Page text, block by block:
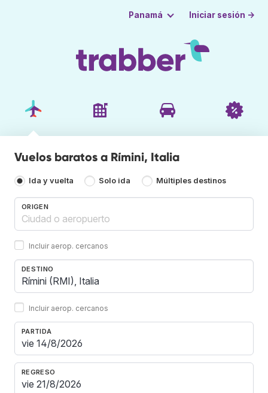
Panamá Iniciar sesión →
Vuelos baratos a Rímini, Italia
Ida y vuelta Solo ida Múltiples destinos
ORIGEN
Incluir aerop. cercanos
DESTINO
Incluir aerop. cercanos
PARTIDA
REGRESO